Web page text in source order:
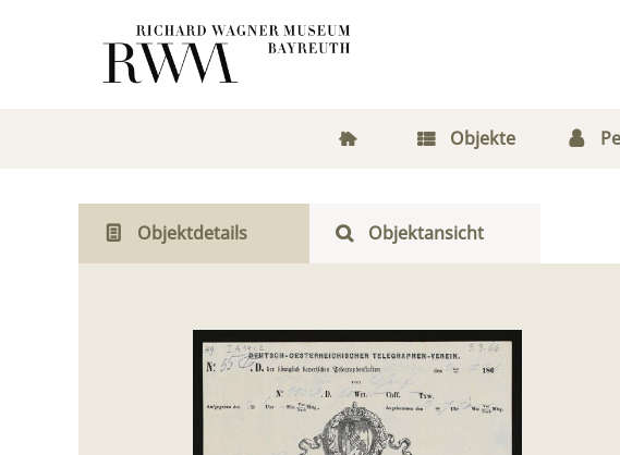
Objekte
Objektdetails Objektansicht